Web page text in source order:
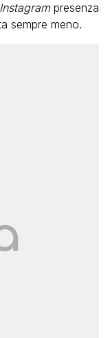
Instagrampresenza
sempre meno.